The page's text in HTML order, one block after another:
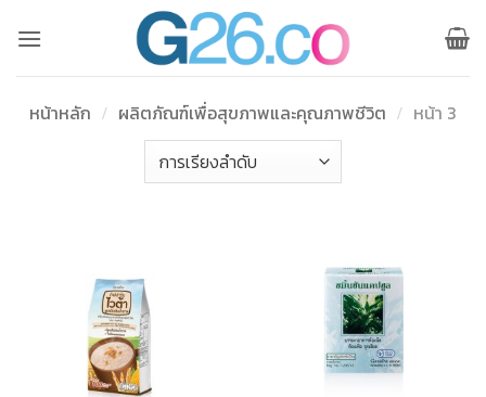
หน้าหลัก / ผลิตภัณฑ์เพื่อสุขภาพและคุณภาพชีวิต / หน้า 3